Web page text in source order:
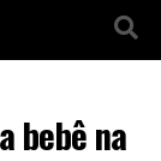
bebê na